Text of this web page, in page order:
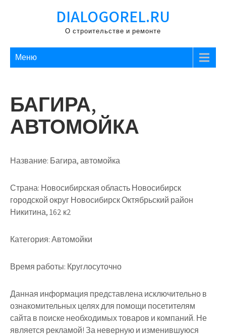
DIALOGOREL.RU
О строительстве и ремонте
Меню
БАГИРА,
АВТОМОЙКА
Название: Багира, автомойка
Страна: Новосибирская область Новосибирск
городской округ Новосибирск Октябрьский район
Никитина, 162 к2
Категория:Автомойки
Время работы: Круглосуточно
Данная информация представлена исключительно в
ознакомительных целях для помощи посетителям
сайта в поиске необходимых товаров и компаний. Не
является рекламой! За неверную и изменившуюся